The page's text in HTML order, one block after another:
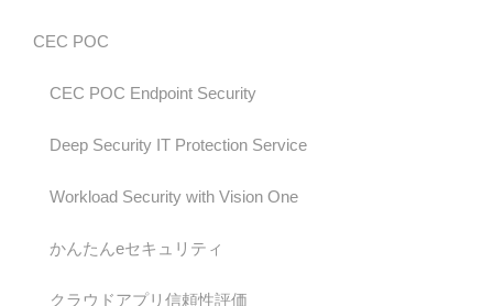
CEC POC
CEC POC Endpoint Security
Deep Security IT Protection Service
Workload Security with Vision One
かんたんeセキュリティ
クラウドアプリ信頼性評価